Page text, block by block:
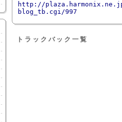
http://
blog_tb.cgi/997
トラックバック一覧